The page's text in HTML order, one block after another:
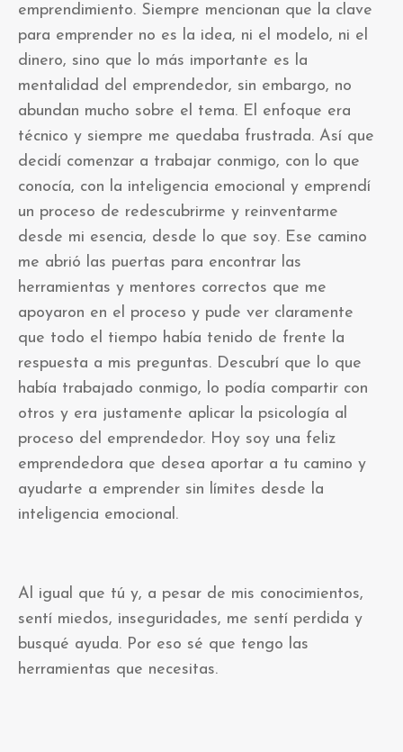
emprendimiento. Siempre mencionan que la clave
para emprender no es la idea, ni el modelo, ni el
dinero, sino que lo más importante es la
mentalidad del emprendedor, sin embargo, no
abundan mucho sobre el tema. El enfoque era
técnico y siempre me quedaba frustrada. Así que
decidí comenzar a trabajar conmigo, con lo que
conocía, con la inteligencia emocional y emprendí
un proceso de redescubrirme y reinventarme
desde mi esencia, desde lo que soy. Ese camino
me abrió las puertas para encontrar las
herramientas y mentores correctos que me
apoyaron en el proceso y pude ver claramente
que todo el tiempo había tenido de frente la
respuesta a mis preguntas. Descubrí que lo que
había trabajado conmigo, lo podía compartir con
otros y era justamente aplicar la psicología al
proceso del emprendedor. Hoy soy una feliz
emprendedora que desea aportar a tu camino y
ayudarte a emprender sin límites desde la
inteligencia emocional.
Al igual que tú y, a pesar de mis conocimientos,
sentí miedos, inseguridades, me sentí perdida y
busqué ayuda. Por eso sé que tengo las
herramientas que necesitas.